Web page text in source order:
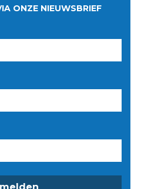
ONZE NIEUWSBRIEF